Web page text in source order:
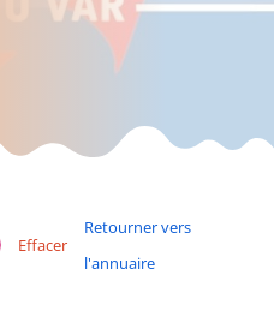
Effacer
Retourner vers
l'annuaire